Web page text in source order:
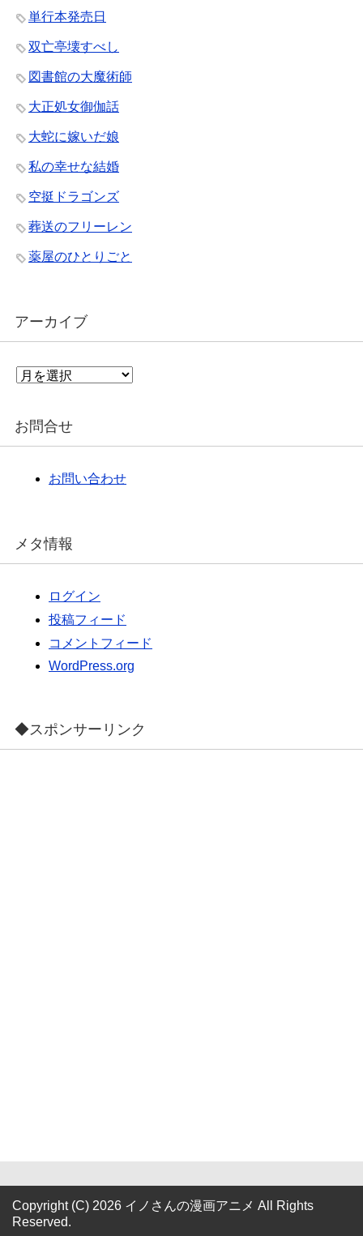
単行本発売日
双亡亭壊すべし
図書館の大魔術師
大正処女御伽話
大蛇に嫁いだ娘
私の幸せな結婚
空挺ドラゴンズ
葬送のフリーレン
薬屋のひとりごと
アーカイブ
ア
イ
お問合せ
お問い合わせ
メタ情報
ログイン
投稿フィード
コメントフィード
WordPress.org
◆スポンサーリンク
Copyright (C) 2026 イノさんの漫画アニメ All Rights
Reserved.